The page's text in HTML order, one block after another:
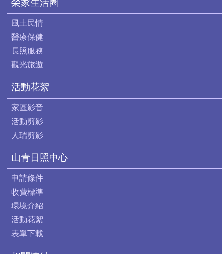
榮家生活圈
風土民情
醫療保健
長照服務
觀光旅遊
活動花絮
家區影音
活動剪影
人瑞剪影
山青日照中心
申請條件
收費標準
環境介紹
活動花絮
表單下載